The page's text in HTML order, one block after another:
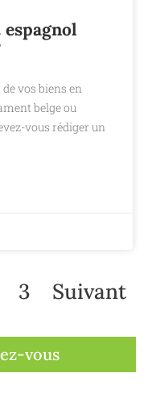
vos biens en
belge ou
vous rédiger un
3 Suivant
vous